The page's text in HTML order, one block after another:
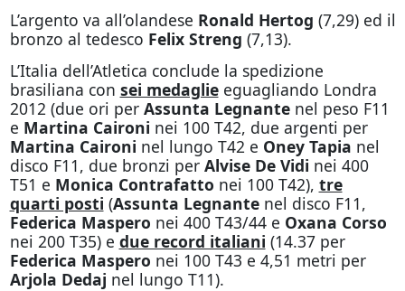
L’argento va all’olandese Ronald Hertog (7,29) ed il
bronzo al tedesco Felix Streng (7,13).
L’Italia dell’Atletica conclude la spedizione
brasiliana con sei medaglieeguagliando Londra
2012 (due ori per Assunta Legnantenel peso F11
e Martina Caironi nei 100 T42, due argenti per
Martina Caironi nel lungo T42 e Oney Tapia nel
disco F11, due bronzi per Alvise De Vidi nei 400
T51 e Monica Contrafatto nei 100 T42), tre
quarti posti (Assunta Legnantenel disco F11,
Federica Maspero nei 400 T43/44 e Oxana Corso
nei 200 T35) e due record italiani (14.37 per
Federica Maspero nei 100 T43 e 4,51 metri per
Arjola Dedaj nel lungo T11).